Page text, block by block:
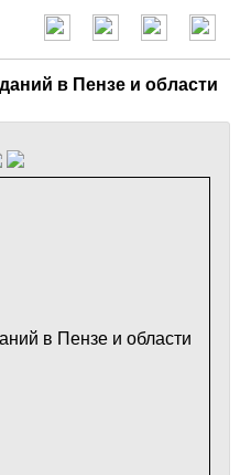
в Пензе и области